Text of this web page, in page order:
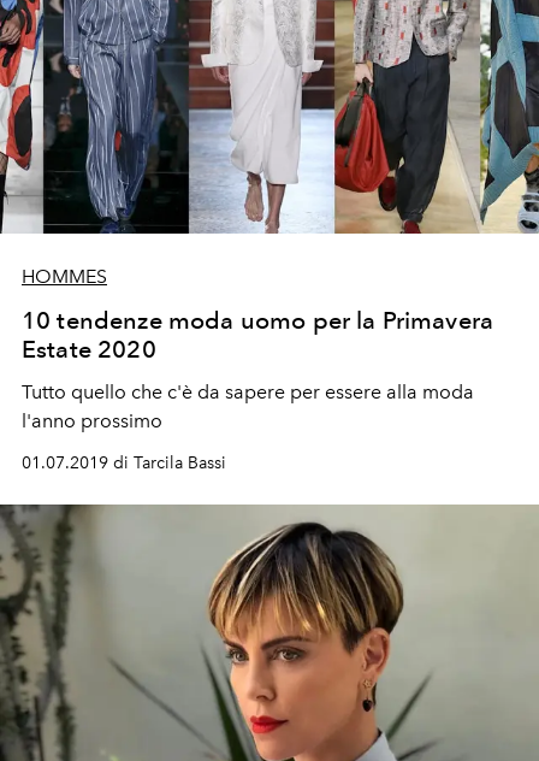
HOMMES
10 tendenze moda uomo per la Primavera
Estate 2020
Tutto quello che c'è da sapere per essere alla moda
l'anno prossimo
01.07.2019 di Tarcila Bassi